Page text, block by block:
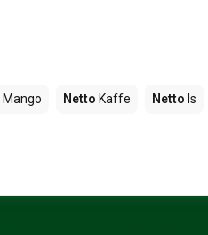
Mango Netto Kaffe Netto Is